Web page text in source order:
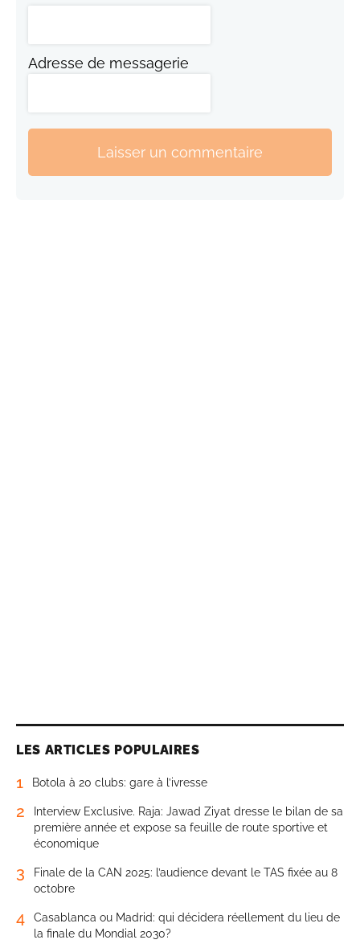
Adresse de messagerie
Laisser un commentaire
LES ARTICLES POPULAIRES
1 Botola à 20 clubs: gare à l’ivresse
2
Interview Exclusive. Raja: Jawad Ziyat dresse le bilan de sa
première année et expose sa feuille de route sportive et
économique
3
Finale de la CAN 2025: l’audience devant le TAS fixée au 8
octobre
4
Casablanca ou Madrid: qui décidera réellement du lieu de
la finale du Mondial 2030?